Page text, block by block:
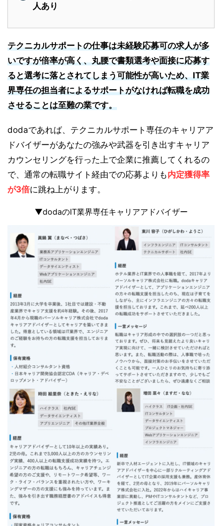
人あり
テクニカルサポートの仕事は未経験応募可の求人が多
いですが倍率が高く、丸腰で書類選考や面接に応募す
ると選考に落とされてしまう可能性が高いため、IT業
界専任の担当者によるサポートがなければ転職を成功
させることは至難の業です。
dodaであれば、テクニカルサポート専任のキャリアア
ドバイザーがあなたの強みや武器を引き出すキャリア
カウンセリングを行った上で企業に推薦してくれるの
で、通常の転職サイト経由での応募よりも内定獲得率
が3倍に跳ね上がります。
▼dodaのIT業界専任キャリアアドバイザー